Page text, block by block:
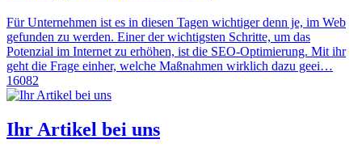
Für Unternehmen ist es in diesen Tagen wichtiger denn je, im Web
gefunden zu werden. Einer der wichtigsten Schritte, um das
Potenzial im Internet zu erhöhen, ist die SEO-Optimierung. Mit ihr
geht die Frage einher, welche Maßnahmen wirklich dazu geei…
16082
Ihr Artikel bei uns